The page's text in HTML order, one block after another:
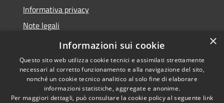
Informativa privacy
Note legali
Dichiarazione di accessibilità
Copyright © 2026 • Comune di
×
Informazioni sui cookie
Questo sito web utilizza cookie tecnici e assimilati strettamente
necessari al corretto funzionamento e alla navigazione del sito,
nonché un cookie tecnico analitico al solo fine di elaborare
informazioni statistiche, aggregate e anonime.
Per maggiori dettagli, può consultare la cookie policy al seguente link